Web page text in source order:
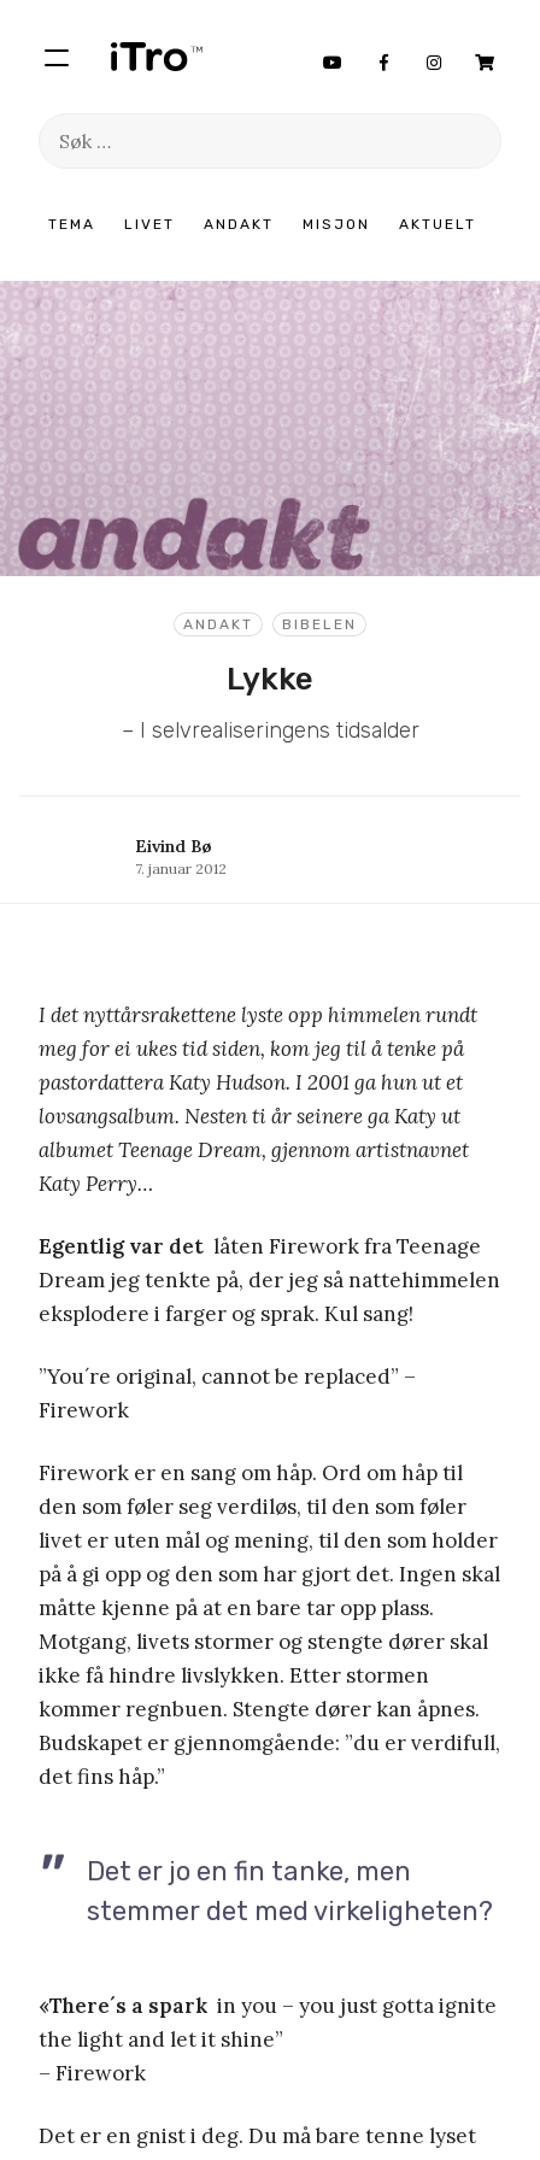
TEMA LIVET ANDAKT MISJON AKTUELT
Søk
innhold
ANDAKT BIBELEN
Lykke
– I selvrealiseringens tidsalder
Eivind Bø
7. januar 2012
I det nyttårsrakettene lyste opp himmelen rundt
meg for ei ukes tid siden, kom jeg til å tenke på
pastordattera Katy Hudson. I 2001 ga hun ut et
lovsangsalbum. Nesten ti år seinere ga Katy ut
albumet Teenage Dream, gjennom artistnavnet
Katy Perry…
Egentlig var det låten Firework fra Teenage
Dream jeg tenkte på, der jeg så nattehimmelen
eksplodere i farger og sprak. Kul sang!
”You´re original, cannot be replaced” –
Firework
Firework er en sang om håp. Ord om håp til
den som føler seg verdiløs, til den som føler
livet er uten mål og mening, til den som holder
på å gi opp og den som har gjort det. Ingen skal
måtte kjenne på at en bare tar opp plass.
Motgang, livets stormer og stengte dører skal
ikke få hindre livslykken. Etter stormen
kommer regnbuen. Stengte dører kan åpnes.
Budskapet er gjennomgående: ”du er verdifull,
det fins håp.”
Det er jo en fin tanke, men
stemmer det med virkeligheten?
«There´s a spark in you – you just gotta ignite
the light and let it shine”
– Firework
Det er en gnist i deg. Du må bare tenne lyset